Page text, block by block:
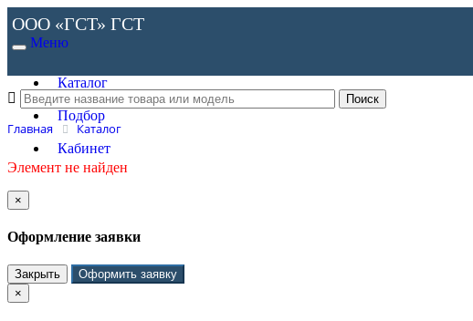
ООО «ГСТ» ГСТ
Меню
Каталог
Подбор
Кабинет
Главная Каталог
Элемент не найден
×
Оформление заявки
Закрыть
Оформить заявку
×